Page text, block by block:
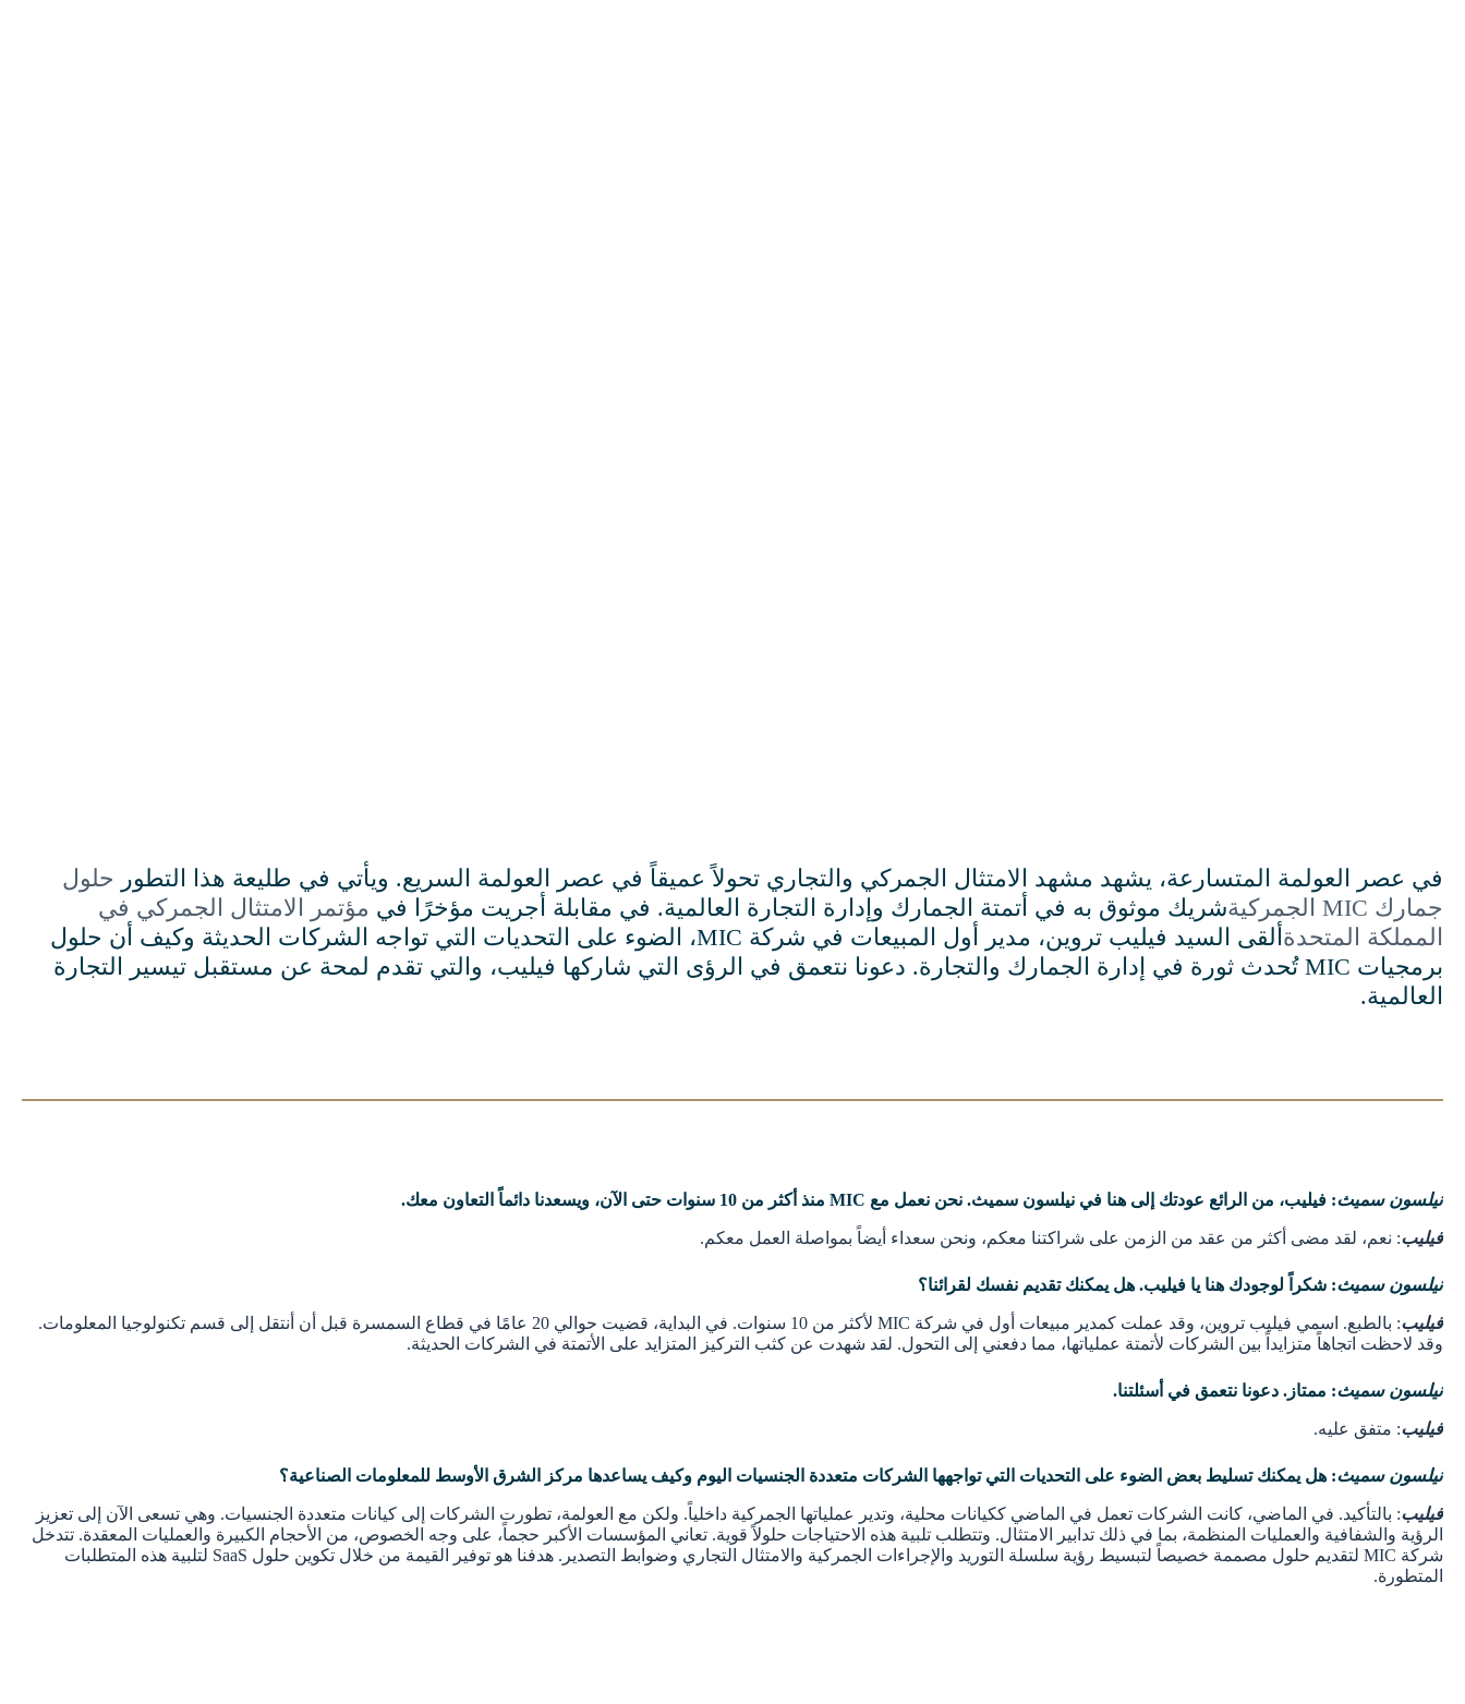
في عصر العولمة المتسارعة، يشهد مشهد الامتثال الجمركي والتجاري تحولاً عميقاً في عصر العولمة السريع. ويأتي في طليعة هذا التطور حلول
جمارك MIC الجمركية
شريك موثوق به في أتمتة الجمارك وإدارة التجارة العالمية. في مقابلة أجريت مؤخرًا في مؤتمر الامتثال الجمركي في
المملكة المتحدة
ألقى السيد فيليب تروين، مدير أول المبيعات في شركة MIC، الضوء على التحديات التي تواجه الشركات الحديثة وكيف أن حلول
برمجيات MIC تُحدث ثورة في إدارة الجمارك والتجارة. دعونا نتعمق في الرؤى التي شاركها فيليب، والتي تقدم لمحة عن مستقبل تيسير التجارة
العالمية.
نيلسون سميث: فيليب، من الرائع عودتك إلى هنا في نيلسون سميث. نحن نعمل مع MIC منذ أكثر من 10 سنوات حتى الآن، ويسعدنا دائماً التعاون معك.
فيليب: نعم، لقد مضى أكثر من عقد من الزمن على شراكتنا معكم، ونحن سعداء أيضاً بمواصلة العمل معكم.
نيلسون سميث: شكراً لوجودك هنا يا فيليب. هل يمكنك تقديم نفسك لقرائنا؟
فيليب
: بالطبع. اسمي فيليب تروين، وقد عملت كمدير مبيعات أول في شركة MIC لأكثر من 10 سنوات. في البداية، قضيت حوالي 20 عامًا في قطاع السمسرة قبل أن أنتقل إلى قسم تكنولوجيا المعلومات.
وقد لاحظت اتجاهاً متزايداً بين الشركات لأتمتة عملياتها، مما دفعني إلى التحول. لقد شهدت عن كثب التركيز المتزايد على الأتمتة في الشركات الحديثة.
نيلسون سميث: ممتاز. دعونا نتعمق في أسئلتنا.
فيليب: متفق عليه.
نيلسون سميث: هل يمكنك تسليط بعض الضوء على التحديات التي تواجهها الشركات متعددة الجنسيات اليوم وكيف يساعدها مركز الشرق الأوسط للمعلومات الصناعية؟
فيليب: بالتأكيد. في الماضي، كانت الشركات تعمل في الماضي ككيانات محلية، وتدير عملياتها الجمركية داخلياً. ولكن مع العولمة، تطورت الشركات إلى كيانات متعددة الجنسيات. وهي تسعى الآن إلى تعزيز
الرؤية والشفافية والعمليات المنظمة، بما في ذلك تدابير الامتثال. وتتطلب تلبية هذه الاحتياجات حلولاً قوية. تعاني المؤسسات الأكبر حجماً، على وجه الخصوص، من الأحجام الكبيرة والعمليات المعقدة. تتدخل
شركة MIC لتقديم حلول مصممة خصيصاً لتبسيط رؤية سلسلة التوريد والإجراءات الجمركية والامتثال التجاري وضوابط التصدير. هدفنا هو توفير القيمة من خلال تكوين حلول SaaS لتلبية هذه المتطلبات
المتطورة.